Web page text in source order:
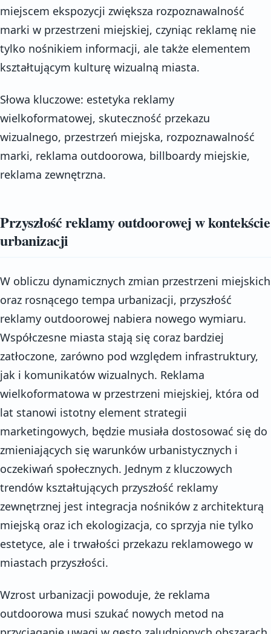
miejscem ekspozycji zwiększa rozpoznawalność
marki w przestrzeni miejskiej, czyniąc reklamę nie
tylko nośnikiem informacji, ale także elementem
kształtującym kulturę wizualną miasta.
Słowa kluczowe: estetyka reklamy
wielkoformatowej, skuteczność przekazu
wizualnego, przestrzeń miejska, rozpoznawalność
marki, reklama outdoorowa, billboardy miejskie,
reklama zewnętrzna.
Przyszłość reklamy outdoorowej w kontekście
urbanizacji
W obliczu dynamicznych zmian przestrzeni miejskich
oraz rosnącego tempa urbanizacji, przyszłość
reklamy outdoorowej nabiera nowego wymiaru.
Współczesne miasta stają się coraz bardziej
zatłoczone, zarówno pod względem infrastruktury,
jak i komunikatów wizualnych. Reklama
wielkoformatowa w przestrzeni miejskiej, która od
lat stanowi istotny element strategii
marketingowych, będzie musiała dostosować się do
zmieniających się warunków urbanistycznych i
oczekiwań społecznych. Jednym z kluczowych
trendów kształtujących przyszłość reklamy
zewnętrznej jest integracja nośników z architekturą
miejską oraz ich ekologizacja, co sprzyja nie tylko
estetyce, ale i trwałości przekazu reklamowego w
miastach przyszłości.
Wzrost urbanizacji powoduje, że reklama
outdoorowa musi szukać nowych metod na